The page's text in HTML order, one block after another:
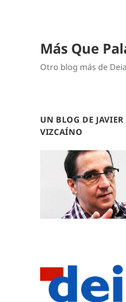
Más Que
Otro blog más de
UN BLOG DE JAVIER
VIZCAÍNO